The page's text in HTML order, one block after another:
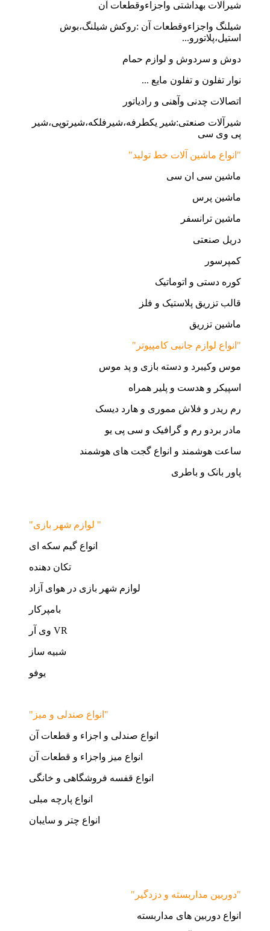
شیرآلات بهداشتی واجزاءوقطعات آن
شیلنگ واجزاءوقطعات آن :روکش شیلنگ،بوش
استیل،پلاتورو...
دوش و سردوش و لوازم حمام
نوار تفلون و تفلون مایع ...
اتصالات چدنی وآهنی و رادیاتور
شیرآلات صنعتی:شیر یکطرفه،شیرفلکه،شیرتوپی،شیر
پی وی سی
"انواع ماشین آلات خط تولید"
ماشین سی ان سی
ماشین پرس
ماشین ترانسفر
دریل صنعتی
کمپرسور
کوره دستی و اتوماتیک
قالب تزریق پلاستیک و فلز
ماشین تزریق
"انواع لوازم جانبی کامپیوتر"
موس وکیبرد و دسته بازی و پد موس
اسپیکر و هدست و پلیر همراه
رم ریدر و فلاش مموری و هارد دیسک
مادر بردو رم و گرافیک و سی پی یو
ساعت هوشمند و انواع گجت های هوشمند
پاور بانک و باطری
"لوازم شهر بازی "
انواع گیم سکه ای
تکان دهنده
لوازم شهر بازی در هوای آزاد
بامپرکار
وی آر VR
شبیه ساز
یوفو
"انواع صندلی و میز"
انواع صندلی و اجزاء و قطعات آن
انواع میز واجزاء و قطعات آن
انواع قفسه فروشگاهی و خانگی
انواع پارچه مبلی
انواع چتر و سایبان
"دوربین مداربسته و دزدگیر"
انواع دوربین های مداربسته